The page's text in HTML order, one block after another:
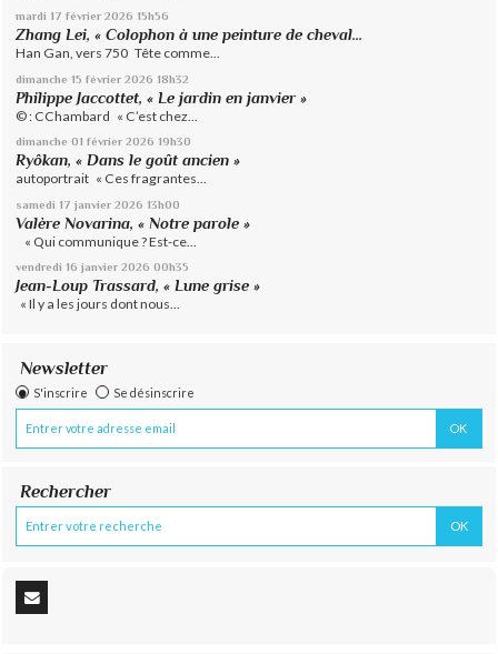
mardi 17 février 2026 15h56
Zhang Lei, « Colophon à une peinture de cheval...
Han Gan, vers 750 Tête comme...
dimanche 15 février 2026 18h32
Philippe Jaccottet, « Le jardin en janvier »
© : CChambard « C’est chez...
dimanche 01 février 2026 19h30
Ryôkan, « Dans le goût ancien »
autoportrait « Ces fragrantes...
samedi 17 janvier 2026 13h00
Valère Novarina, « Notre parole »
« Qui communique ? Est-ce...
vendredi 16 janvier 2026 00h35
Jean-Loup Trassard, « Lune grise »
« Il y a les jours dont nous...
Newsletter
S'inscrire Se désinscrire
Rechercher